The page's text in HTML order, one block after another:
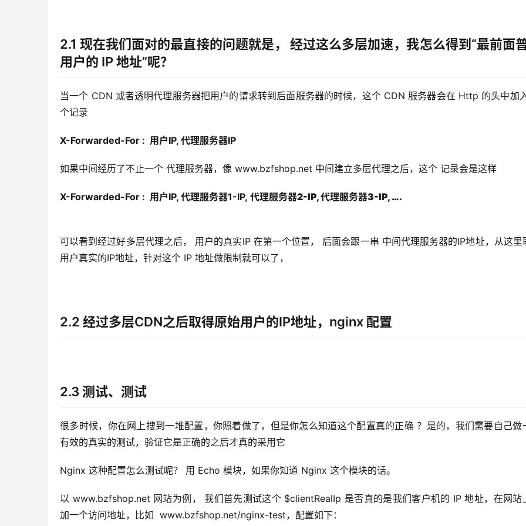
2.1 现在我们面对的最直接的问题就是， 经过这么多层加速，我怎么得到“最前面
用户的 IP 地址”呢？
当一个 CDN 或者透明代理服务器把用户的请求转到后面服务器的时候，这个 CDN 服务器会在 Http 的头中加
个记录
X-Forwarded-For :  用户IP, 代理服务器IP
如果中间经历了不止一个 代理服务器，像 www.bzfshop.net 中间建立多层代理之后，这个 记录会是这样
X-Forwarded-For :  用户IP, 代理服务器1-IP, 代理服务器2-IP, 代理服务器3-IP, ….
可以看到经过好多层代理之后， 用户的真实IP 在第一个位置， 后面会跟一串 中间代理服务器的IP地址，从这里
用户真实的IP地址，针对这个 IP 地址做限制就可以了，
2.2 经过多层CDN之后取得原始用户的IP地址，nginx 配置
2.3 测试、测试
很多时候，你在网上搜到一堆配置，你照着做了，但是你怎么知道这个配置真的正确 ？是的，我们需要自己做
有效的真实的测试，验证它是正确的之后才真的采用它
Nginx 这种配置怎么测试呢？ 用 Echo 模块，如果你知道 Nginx 这个模块的话。
以 www.bzfshop.net 网站为例， 我们首先测试这个 $clientRealIp 是否真的是我们客户机的 IP 地址，在网站
加一个访问地址，比如  www.bzfshop.net/nginx-test，配置如下：